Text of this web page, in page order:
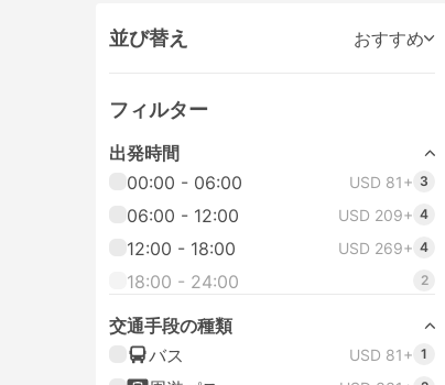
並び替え おすすめ
フィルター
出発時間
00:00 - 06:00
USD 81+ 3
06:00 - 12:00 USD 209+ 4
12:00 - 18:00 USD 269+ 4
18:00 - 24:00 2
交通手段の種類
バス
USD 81+ 1